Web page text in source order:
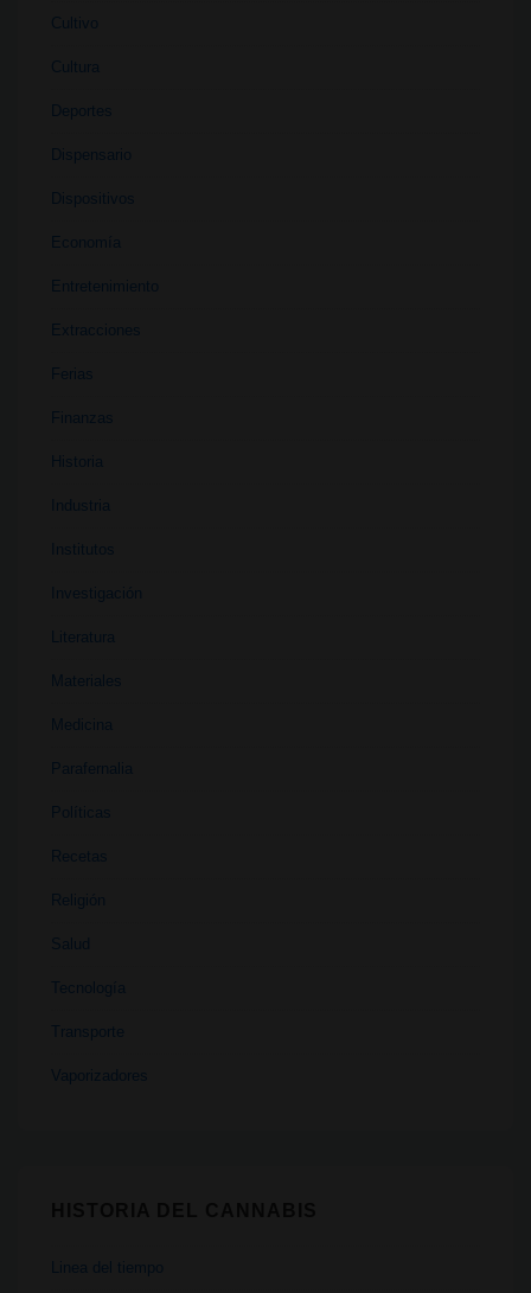
Cultivo
Cultura
Deportes
Dispensario
Dispositivos
Economía
Entretenimiento
Extracciones
Ferias
Finanzas
Historia
Industria
Institutos
Investigación
Literatura
Materiales
Medicina
Parafernalia
Políticas
Recetas
Religión
Salud
Tecnología
Transporte
Vaporizadores
Linea del tiempo